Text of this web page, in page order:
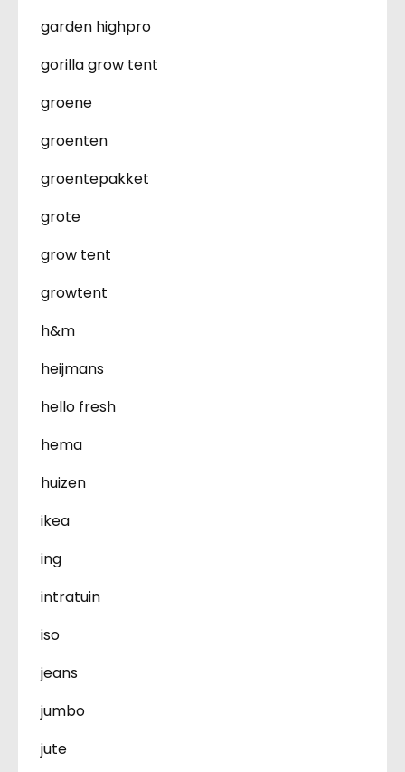
garden highpro
gorilla grow tent
groene
groenten
groentepakket
grote
grow tent
growtent
h&m
heijmans
hello fresh
hema
huizen
ikea
ing
intratuin
iso
jeans
jumbo
jute